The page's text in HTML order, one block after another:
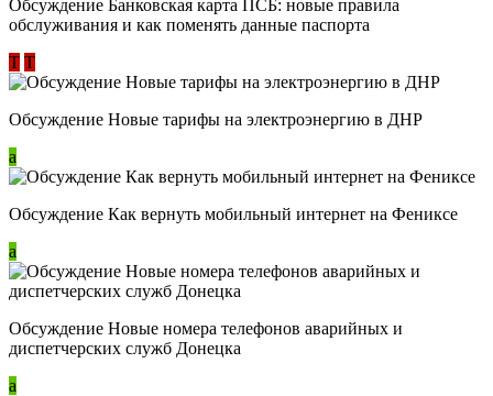
Обсуждение ​Банковская карта ПСБ: новые правила
обслуживания и как поменять данные паспорта
Т Т
Обсуждение Новые тарифы на электроэнергию в ДНР
a
Обсуждение Как вернуть мобильный интернет на Фениксе
a
Обсуждение Новые номера телефонов аварийных и
диспетчерских служб Донецка
a